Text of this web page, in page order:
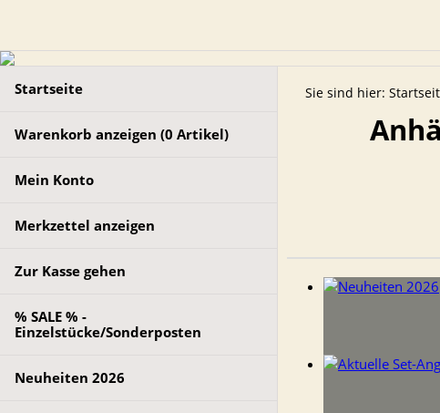
Startseite
Warenkorb anzeigen (0 Artikel)
Mein Konto
Merkzettel anzeigen
Zur Kasse gehen
% SALE % -
Einzelstücke/Sonderposten
Neuheiten 2026
Sie sind hier: